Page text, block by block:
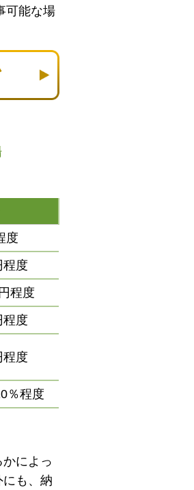
可能な場
度
程度
程度
程度
程度
％程度
によっ
も、納